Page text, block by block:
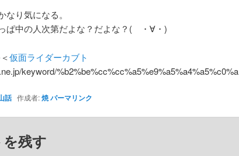
なり気になる。
ぱ中の人次第だよな？だよな？( ・∀・)
仮面ライダーカブト
keyword/
話作成者:焼パーマリンク
残す